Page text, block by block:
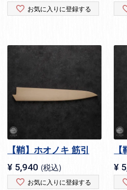
お気に入りに登録する
【鞘】ホオノキ 筋引
¥ 5,940 税込
お気に入りに登録する
¥